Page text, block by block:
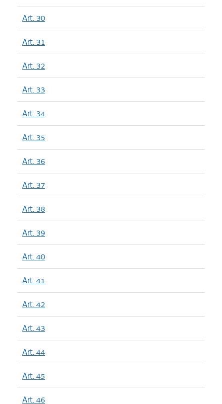
Art. 30
Art. 31
Art. 32
Art. 33
Art. 34
Art. 35
Art. 36
Art. 37
Art. 38
Art. 39
Art. 40
Art. 41
Art. 42
Art. 43
Art. 44
Art. 45
Art. 46